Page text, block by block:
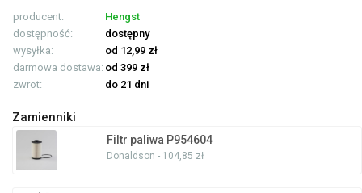
producent:
Hengst
dostępność:
dostępny
wysyłka:
od 12,99 zł
darmowa dostawa: od 399 zł
zwrot:
do 21 dni
Zamienniki
Filtr paliwa P954604
Donaldson - 104,85 zł